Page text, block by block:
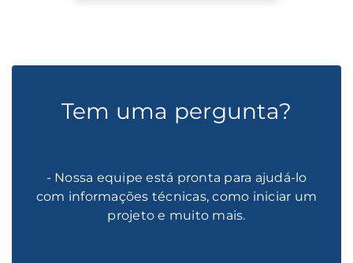
Tem uma pergunta?
- Nossa equipe está pronta para ajudá-lo
com informações técnicas, como iniciar um
projeto e muito mais.